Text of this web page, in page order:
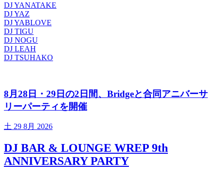
DJ YANATAKE
DJ YAZ
DJ YABLOVE
DJ TIGU
DJ NOGU
DJ LEAH
DJ TSUHAKO
8月28日・29日の2日間、Bridgeと合同アニバーサ
リーパーティを開催
土 29 8月 2026
DJ BAR & LOUNGE WREP 9th
ANNIVERSARY PARTY